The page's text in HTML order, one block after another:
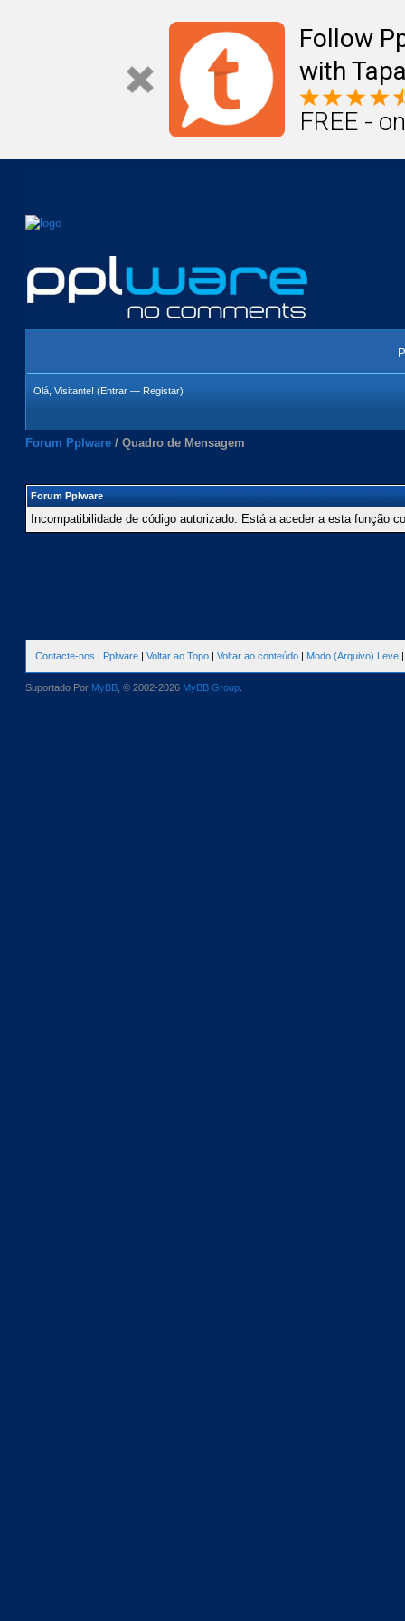
Follow
with
FREE -
Olá, Visitante! (Entrar — Registar)
Forum Pplware / Quadro de Mensagem
Forum Pplware
Incompatibilidade de código autorizado. Está a aceder a esta função
Contacte-nos | Pplware | Voltar ao Topo | Voltar ao conteúdo | Modo (Arquivo) Leve
Suportado Por MyBB , © 2002-2026 MyBB Group